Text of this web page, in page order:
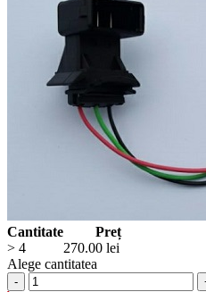
Cantitate
Preț
> 4
270.00 lei
Alege cantitatea